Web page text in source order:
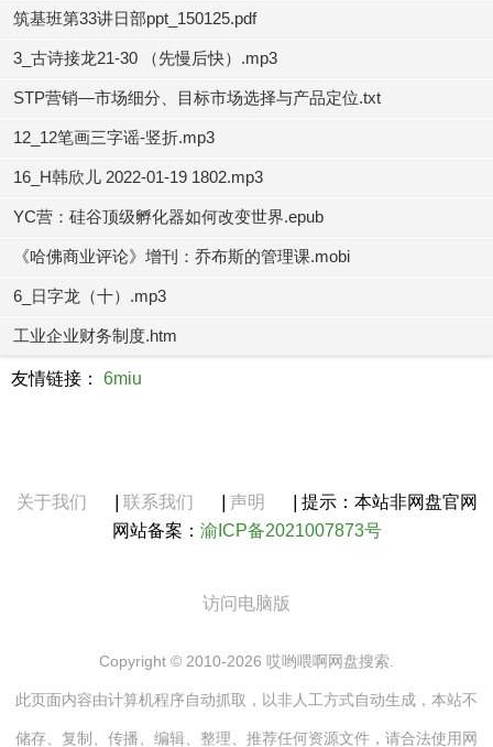
筑基班第33讲日部ppt_150125.pdf
3_古诗接龙21-30 （先慢后快）.mp3
STP营销—市场细分、目标市场选择与产品定位.txt
12_12笔画三字谣-竖折.mp3
16_H韩欣儿 2022-01-19 1802.mp3
YC营：硅谷顶级孵化器如何改变世界.epub
《哈佛商业评论》增刊：乔布斯的管理课.mobi
6_日字龙（十）.mp3
工业企业财务制度.htm
友情链接： 6miu
关于我们 联系我们 声明
提示：本站非网盘官网
网站备案： 渝ICP备2021007873号
访问电脑版
Copyright © 2010-2026 哎哟喂啊网盘搜索.
此页面内容由计算机程序自动抓取，以非人工方式自动生成，本站不
储存、复制、传播、编辑、整理、推荐任何资源文件，请合法使用网